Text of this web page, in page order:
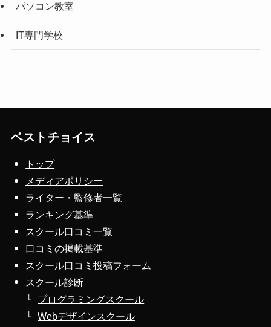
パソコン教室
IT専門学校
ベストチョイス
トップ
メディアポリシー
ライター・監修者一覧
ランキング基準
スクール口コミ一覧
口コミの掲載基準
スクール口コミ投稿フォーム
スクール診断
プログラミングスクール
Webデザインスクール